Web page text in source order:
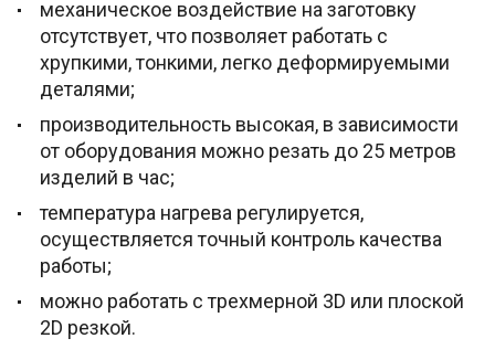
механическое воздействие на заготовку
отсутствует, что позволяет работать с
хрупкими, тонкими, легко деформируемыми
деталями;
производительность высокая, в зависимости
от оборудования можно резать до 25 метров
изделий в час;
температура нагрева регулируется,
осуществляется точный контроль качества
работы;
можно работать с трехмерной 3D или плоской
2D резкой.